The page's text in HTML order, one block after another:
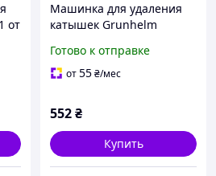
от
Машинка для удаления
катышек Grunhelm
Готово к отправке
от55₴/мес
552₴
Купить